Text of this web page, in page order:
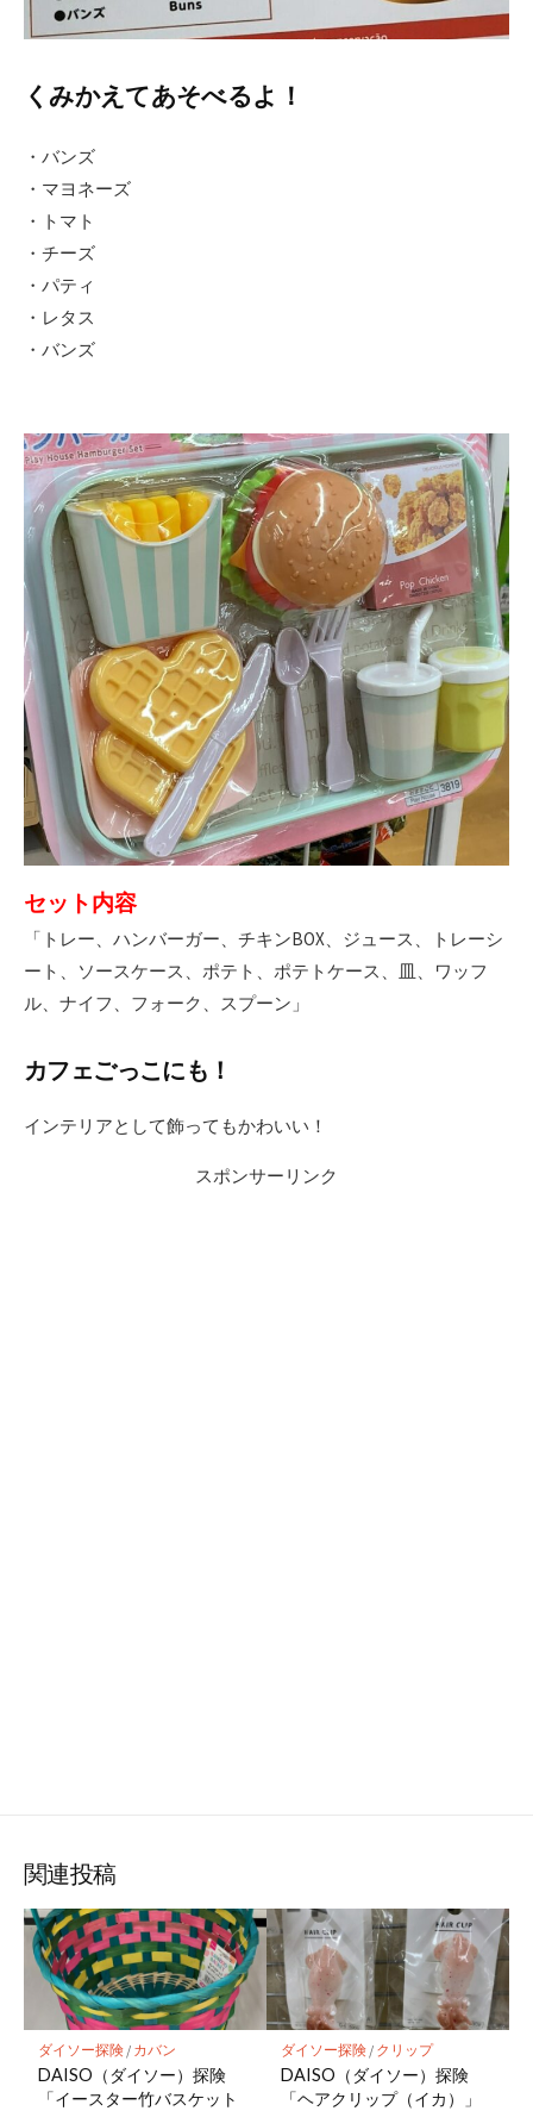
くみかえてあそべるよ！
・バンズ
・マヨネーズ
・トマト
・チーズ
・パティ
・レタス
・バンズ
セット内容
「トレー、ハンバーガー、チキンBOX、ジュース、トレーシ
ート、ソースケース、ポテト、ポテトケース、皿、ワッフ
ル、ナイフ、フォーク、スプーン」
カフェごっこにも！
インテリアとして飾ってもかわいい！
スポンサーリンク
関連投稿
ダイソー探険/ カバン
DAISO（ダイソー）探険
「イースター竹バスケット
ダイソー探険/ クリップ
DAISO（ダイソー）探険
「ヘアクリップ（イカ）」